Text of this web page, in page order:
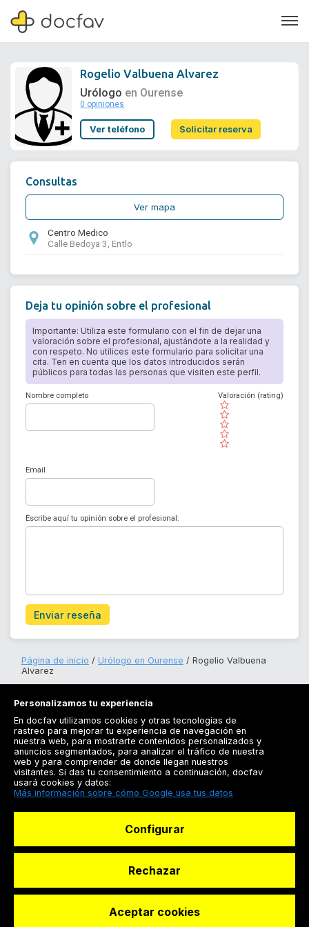
Soporte
Rogelio Valbuena Alvarez
Urólogo en Ourense
0 opiniones
Ver teléfono Solicitar reserva
Consultas
Ver mapa
Centro Medico
Calle Bedoya 3, Entlo
Deja tu opinión sobre el profesional
Importante: Utiliza este formulario con el fin de dejar una
valoración sobre el profesional, ajustándote a la realidad y
con respeto. No utilices este formulario para solicitar una
cita. Ten en cuenta que los datos introducidos serán
públicos para todas las personas que visiten este perfil.
Nombre completo
( )
( )
( )
( )
( )
Valoración (rating)
Email
Escribe aquí tu opinión sobre el profesional:
Enviar reseña
Página de inicio Urólogo en Ourense
Rogelio Valbuena
Alvarez
Registrarse
Docfav
© Dashboard Technologies S.L
Personalizamos tu experiencia
En docfav utilizamos cookies y otras tecnologías de
rastreo para mejorar tu experiencia de navegación en
nuestra web, para mostrarte contenidos personalizados y
anuncios segmentados, para analizar el tráfico de nuestra
web y para comprender de donde llegan nuestros
visitantes. Si das tu consentimiento a continuación, docfav
usará cookies y datos:
Más información sobre cómo Google usa tus datos
Configurar
Rechazar
Aceptar cookies